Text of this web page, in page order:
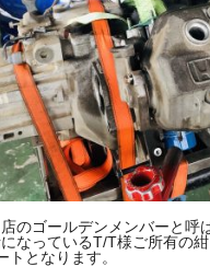
のゴールデンメンバーと呼
なっているT/T様ご所有の
トとなります。